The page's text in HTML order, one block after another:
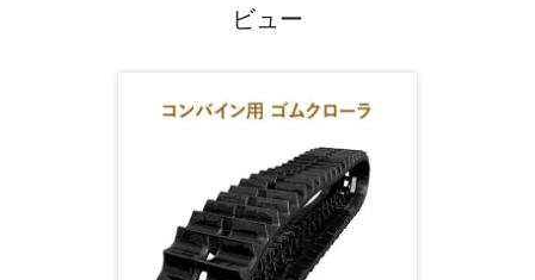
ビュー